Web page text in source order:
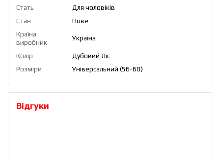
Стать
Для чоловіків
Стан
Нове
Країна
виробник
Україна
Колір
Дубовий Ліс
Розміри
Універсальний (56-60)
Відгуки